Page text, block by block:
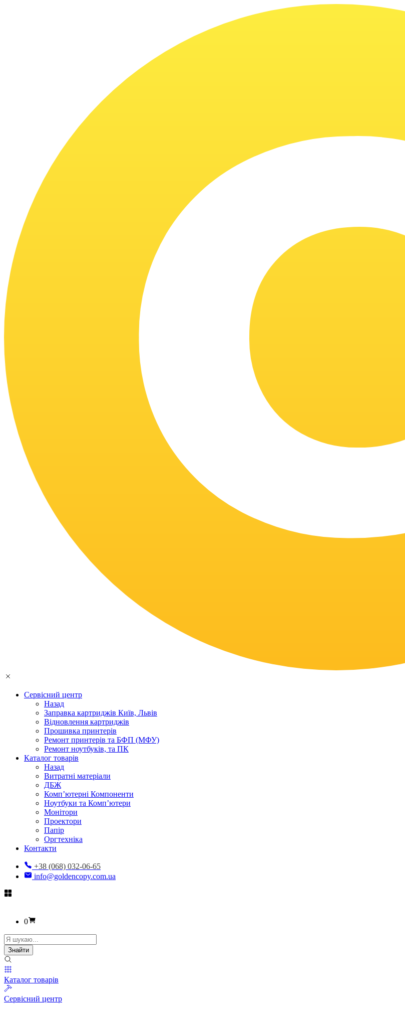
Сервісний центр
Назад
Заправка картриджів Київ, Львів
Відновлення картриджів
Прошивка принтерів
Ремонт принтерів та БФП (МФУ)
Ремонт ноутбуків, та ПК
Каталог товарів
Назад
Витратні матеріали
ДБЖ
Комп’ютерні Компоненти
Ноутбуки та Комп’ютери
Монітори
Проектори
Папір
Оргтехніка
Контакти
+38 (068) 032-06-65
info@goldencopy.com.ua
0
Пошук
товарів
Знайти
Каталог товарів
Сервісний центр